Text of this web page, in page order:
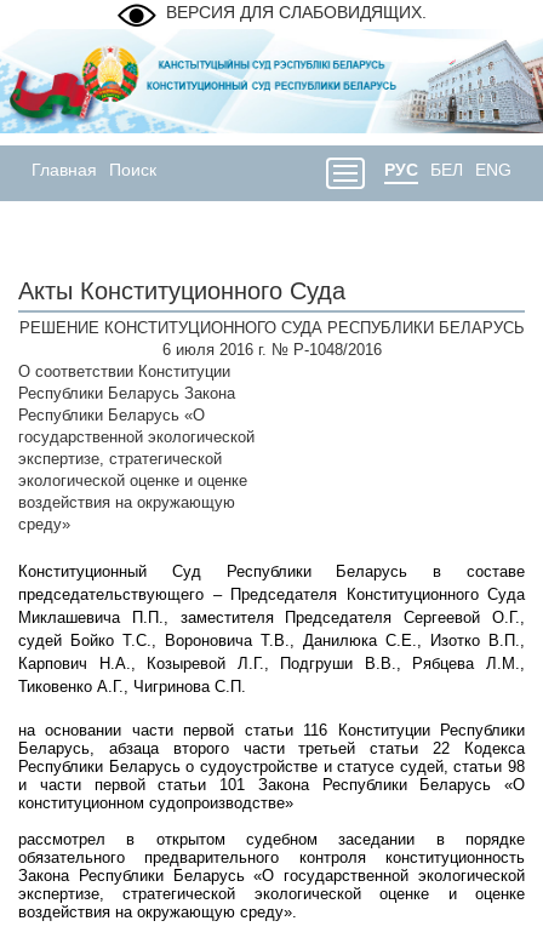
ВЕРСИЯ ДЛЯ СЛАБОВИДЯЩИХ.
Главная Поиск РУС БЕЛ ENG
Акты Конституционного Суда
РЕШЕНИЕ КОНСТИТУЦИОННОГО СУДА РЕСПУБЛИКИ БЕЛАРУСЬ
6 июля 2016 г. № Р-1048/2016
О соответствии Конституции
Республики Беларусь Закона
Республики Беларусь «О
государственной экологической
экспертизе, стратегической
экологической оценке и оценке
воздействия на окружающую
среду»
Конституционный Суд Республики Беларусь в составе
председательствующего – Председателя Конституционного Суда
Миклашевича П.П., заместителя Председателя Сергеевой О.Г.,
судей Бойко Т.С., Вороновича Т.В., Данилюка С.Е., Изотко В.П.,
Карпович Н.А., Козыревой Л.Г., Подгруши В.В., Рябцева Л.М.,
Тиковенко А.Г., Чигринова С.П.
на основании части первой статьи 116 Конституции Республики
Беларусь, абзаца второго части третьей статьи 22 Кодекса
Республики Беларусь о судоустройстве и статусе судей, статьи 98
и части первой статьи 101 Закона Республики Беларусь «О
конституционном судопроизводстве»
рассмотрел в открытом судебном заседании в порядке
обязательного предварительного контроля конституционность
Закона Республики Беларусь «О государственной экологической
экспертизе, стратегической экологической оценке и оценке
воздействия на окружающую среду».